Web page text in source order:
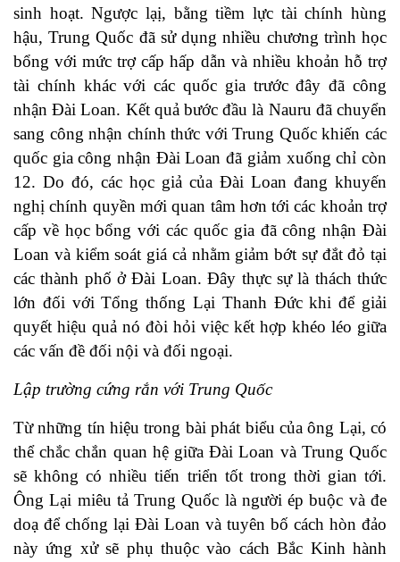
sinh hoạt. Ngược lạị, bằng tiềm lực tài chính hùng
hậu, Trung Quốc đã sử dụng nhiều chương trình học
bổng với mức trợ cấp hấp dẫn và nhiều khoản hỗ trợ
tài chính khác với các quốc gia trước đây đã công
nhận Đài Loan. Kết quả bước đầu là Nauru đã chuyển
sang công nhận chính thức với Trung Quốc khiến các
quốc gia công nhận Đài Loan đã giảm xuống chỉ còn
12. Do đó, các học giả của Đài Loan đang khuyến
nghị chính quyền mới quan tâm hơn tới các khoản trợ
cấp về học bổng với các quốc gia đã công nhận Đài
Loan và kiểm soát giá cả nhằm giảm bớt sự đắt đỏ tại
các thành phố ở Đài Loan. Đây thực sự là thách thức
lớn đối với Tổng thống Lại Thanh Đức khi để giải
quyết hiệu quả nó đòi hỏi việc kết hợp khéo léo giữa
các vấn đề đối nội và đối ngoại.
Lập trường cứng rắn với Trung Quốc
Từ những tín hiệu trong bài phát biểu của ông Lại, có
thể chắc chắn quan hệ giữa Đài Loan và Trung Quốc
sẽ không có nhiều tiến triển tốt trong thời gian tới.
Ông Lại miêu tả Trung Quốc là người ép buộc và đe
doạ để chống lại Đài Loan và tuyên bố cách hòn đảo
này ứng xử sẽ phụ thuộc vào cách Bắc Kinh hành